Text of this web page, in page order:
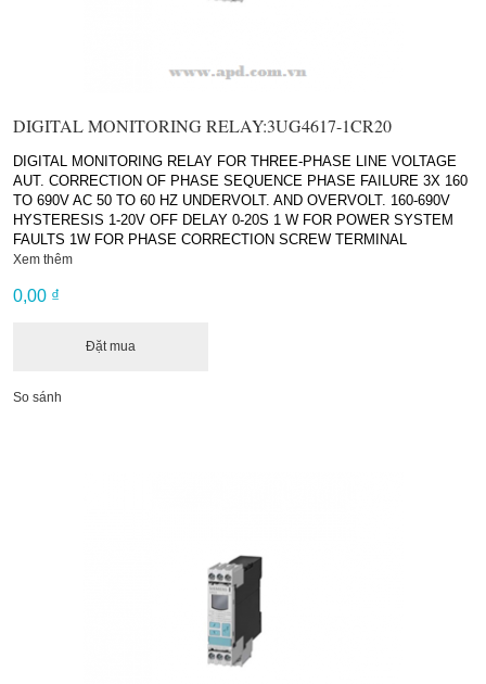
DIGITAL MONITORING RELAY:3UG4617-1CR20
DIGITAL MONITORING RELAY FOR THREE-PHASE LINE VOLTAGE
AUT. CORRECTION OF PHASE SEQUENCE PHASE FAILURE 3X 160
TO 690V AC 50 TO 60 HZ UNDERVOLT. AND OVERVOLT. 160-690V
HYSTERESIS 1-20V OFF DELAY 0-20S 1 W FOR POWER SYSTEM
FAULTS 1W FOR PHASE CORRECTION SCREW TERMINAL
Xem thêm
0,00 ₫
Đặt mua
So sánh